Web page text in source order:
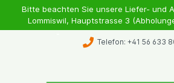
Bitte beachten Sie unsere Liefer- und
Lommiswil, Hauptstrasse 3
Telefon: +41 56 633